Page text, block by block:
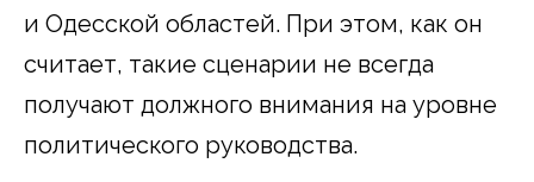
и Одесской областей. При этом, как он
считает, такие сценарии не всегда
получают должного внимания на уровне
политического руководства.